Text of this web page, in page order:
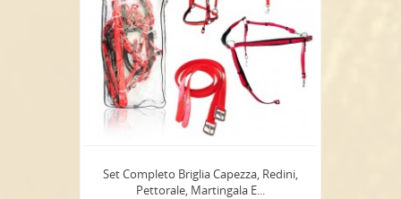
Set Completo Briglia Capezza, Redini,
Pettorale, Martingala E...